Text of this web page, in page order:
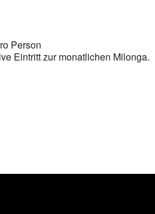
Person
Eintritt zur monatlichen Milonga.